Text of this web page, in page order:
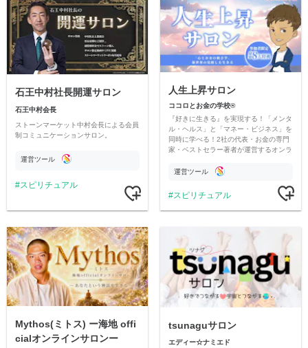
石王中村社長開運サロン
石王中村会長
ストーンマーケット中村会長による会員
制コミュニケーションサロン。
運営ツール
スピリチュアル
人生上昇サロン
ココロとお金の学校®
『好きに生きる』を実現する！「メンタ
ル・ヘルス」と「マネー・ビジネス」を
同時に学べる！2社の代表・お金の専門
家・ベストセラー著者が運営するオンラ
を送りましょう！
運営ツール
スピリチュアル
Mythos(ミトス) ー海地 offi
cialオンラインサロンー
tsunaguサロン
エディー☆ナミエド